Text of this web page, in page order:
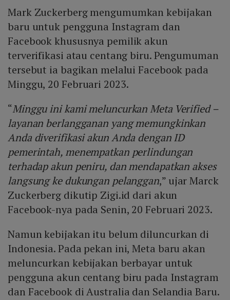
Mark Zuckerberg mengumumkan kebijakan
baru untuk pengguna Instagram dan
Facebook khususnya pemilik akun
terverifikasi atau centang biru. Pengumuman
tersebut ia bagikan melalui Facebook pada
Minggu, 20 Februari 2023.
“Minggu ini kami meluncurkan Meta Verified –
layanan berlangganan yang memungkinkan
Anda diverifikasi akun Anda dengan ID
pemerintah, menempatkan perlindungan
terhadap akun peniru, dan mendapatkan akses
langsung ke dukungan pelanggan,” ujar Marck
Zuckerberg dikutip Zigi.id dari akun
Facebook-nya pada Senin, 20 Februari 2023.
Namun kebijakan itu belum diluncurkan di
Indonesia. Pada pekan ini, Meta baru akan
meluncurkan kebijakan berbayar untuk
pengguna akun centang biru pada Instagram
dan Facebook di Australia dan Selandia Baru.